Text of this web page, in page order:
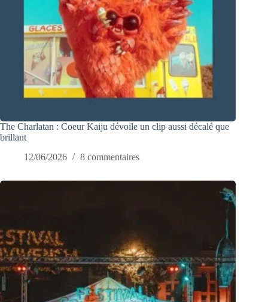
The Charlatan : Coeur Kaiju dévoile un clip aussi décalé que
brillant
12/06/2026
8 commentaires